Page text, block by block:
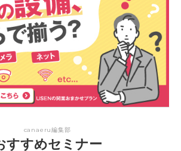
canaeru編集部
すすめセミナー